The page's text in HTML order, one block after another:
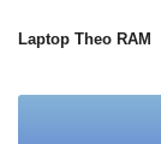
Laptop Theo RAM